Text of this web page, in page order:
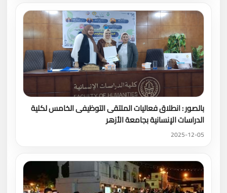
بالصور : انطلاق فعاليات الملتقى التوظيفى الخامس لكلية
الدراسات الإنسانية بجامعة الأزهر
2025-12-05